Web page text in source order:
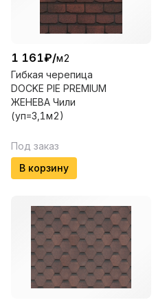
1 161₽/м2
Гибкая черепица
DOCKE PIE PREMIUM
ЖЕНЕВА Чили
(уп=3,1м2)
Под заказ
В корзину